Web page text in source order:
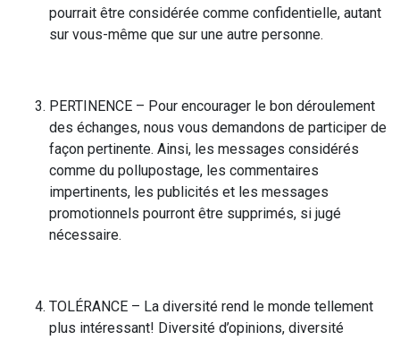
pourrait être considérée comme confidentielle, autant
sur vous-même que sur une autre personne.
PERTINENCE – Pour encourager le bon déroulement
des échanges, nous vous demandons de participer de
façon pertinente. Ainsi, les messages considérés
comme du pollupostage, les commentaires
impertinents, les publicités et les messages
promotionnels pourront être supprimés, si jugé
nécessaire.
TOLÉRANCE – La diversité rend le monde tellement
plus intéressant! Diversité d’opinions, diversité